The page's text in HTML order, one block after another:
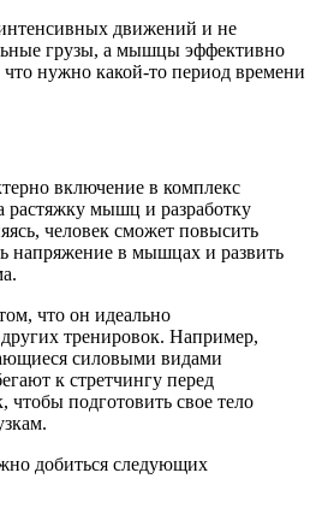
движений и не
грузы, а мышцы эффективно
что нужно какой-то период времени
включение в комплекс
растяжку мышц и разработку
человек сможет повысить
напряжение в мышцах и развить
что он идеально
тренировок. Например,
силовыми видами
к стретчингу перед
чтобы подготовить свое тело
добиться следующих